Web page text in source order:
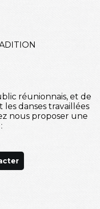
réunionnais, et de
danses travaillées
nous proposer une